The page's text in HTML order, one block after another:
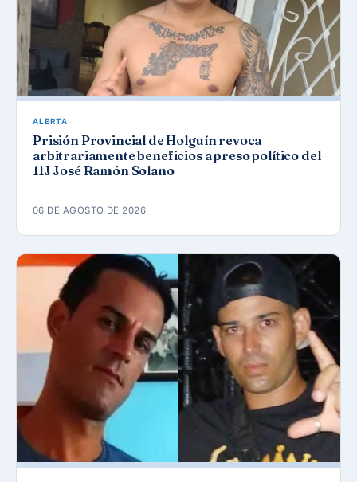
ALERTA
Prisión Provincial de Holguín revoca
arbitrariamente beneficios a preso político del
11J José Ramón Solano
06 DE AGOSTO DE 2026